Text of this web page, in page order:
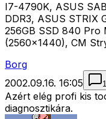
I7-4790K, ASUS
DDR3, ASUS STRIX
256GB SSD 840 Pro
(2560x1440), CM
Borg
2002.09.16. 16:05
1
Azért elég profi kis
diagnosztikára.